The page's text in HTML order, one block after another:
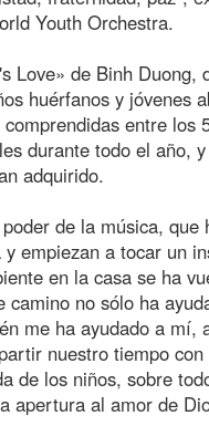
Youth Orchestra.
Love» de Binh Duong,
huérfanos y jóvenes
entre los
durante todo el año,
adquirido.
de la música,
empiezan a tocar un
en la casa se ha
no sólo ha
me ha ayudado a
nuestro tiempo
de los niños, sobre
apertura al amor de